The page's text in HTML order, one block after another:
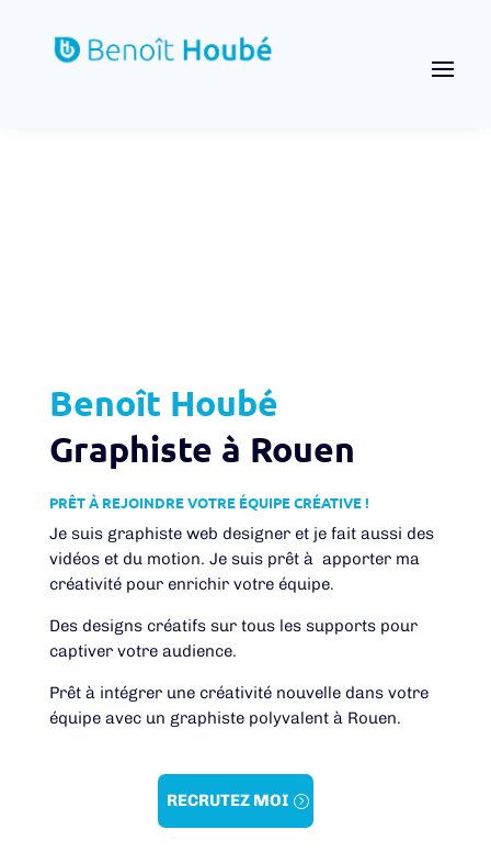
Benoît Houbé
Graphiste à Rouen
PRÊT À REJOINDRE VOTRE ÉQUIPE CRÉATIVE !
Je suis graphiste web designer et je fait aussi des
vidéos et du motion. Je suis prêt à apporter ma
créativité pour enrichir votre équipe.
Des designs créatifs sur tous les supports pour
captiver votre audience.
Prêt à intégrer une créativité nouvelle dans votre
équipe avec un graphiste polyvalent à Rouen.
RECRUTEZ MOI